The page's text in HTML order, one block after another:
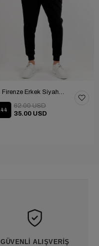
A+ Firenze Erkek Siyah Renk Eşofman 312-FIRENZE
35.00 USD
62.00 USD
GÜVENLI ALIŞVERIŞ